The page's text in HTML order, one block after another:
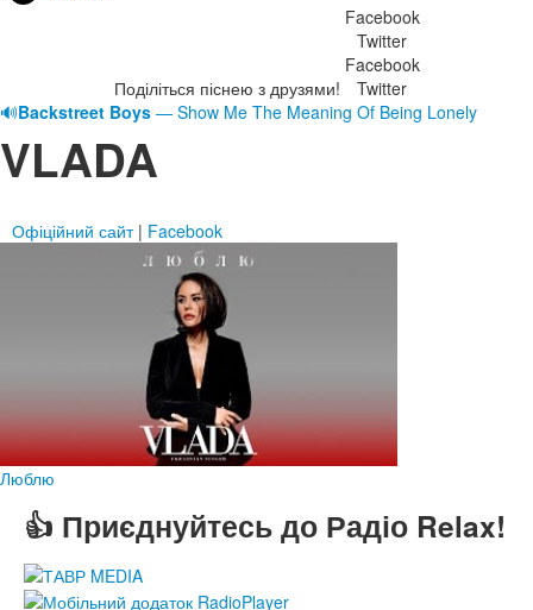
Поділіться піснею з друзями!
Facebook
Twitter
Facebook
Twitter
🔊Backstreet Boys — Show Me The Meaning Of Being Lonely
VLADA
Офіційний сайт| Facebook
Люблю
👍 Приєднуйтесь до Радіо Relax!